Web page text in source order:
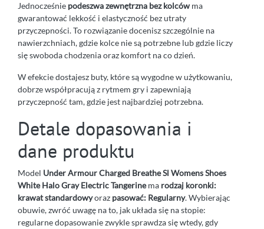
Jednocześnie podeszwa zewnętrzna bez kolcówma
gwarantować lekkość i elastyczność bez utraty
przyczepności. To rozwiązanie docenisz szczególnie na
nawierzchniach, gdzie kolce nie są potrzebne lub gdzie liczy
się swoboda chodzenia oraz komfort na co dzień.
W efekcie dostajesz buty, które są wygodne w użytkowaniu,
dobrze współpracują z rytmem gry i zapewniają
przyczepność tam, gdzie jest najbardziej potrzebna.
Detale dopasowania i
dane produktu
Model Under Armour Charged Breathe Sl Womens Shoes
White Halo Gray Electric Tangerinema rodzaj koronki:
krawat standardowyoraz pasować: Regularny. Wybierając
obuwie, zwróć uwagę na to, jak układa się na stopie:
regularne dopasowanie zwykle sprawdza się wtedy, gdy